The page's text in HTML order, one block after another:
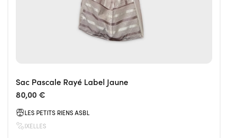
Sac Pascale Rayé Label Jaune
80,00 €
LES PETITS RIENS ASBL
IXELLES